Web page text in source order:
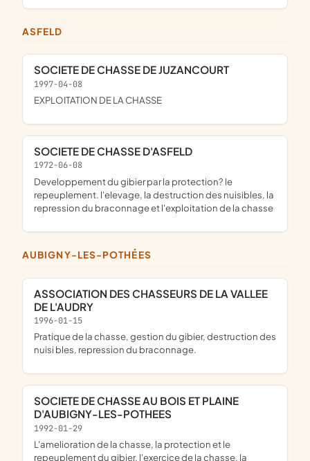
ASFELD
SOCIETE DE CHASSE DE JUZANCOURT
1997-04-08
EXPLOITATION DE LA CHASSE
SOCIETE DE CHASSE D'ASFELD
1972-06-08
developpement du gibier par la protection? le
repeuplement. l'elevage, la destruction des nuisibles, la
repression du braconnage et l'exploitation de la chasse
AUBIGNY-LES-POTHÉES
ASSOCIATION DES CHASSEURS DE LA VALLEE
DE L'AUDRY
1996-01-15
Pratique de la chasse, gestion du gibier, destruction des
nuisi bles, repression du braconnage.
SOCIETE DE CHASSE AU BOIS ET PLAINE
D'AUBIGNY-LES-POTHEES
1992-01-29
L'amelioration de la chasse, la protection et le
repeuplement du gibier, l'exercice de la chasse, la